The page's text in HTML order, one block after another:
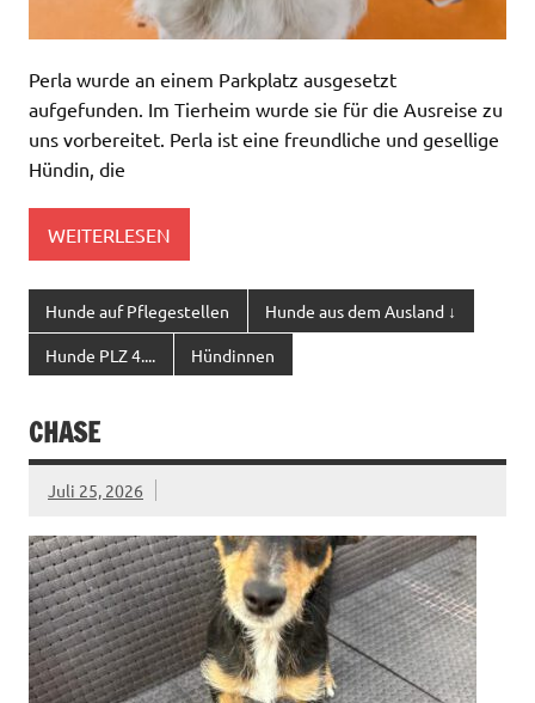
Perla wurde an einem Parkplatz ausgesetzt
aufgefunden. Im Tierheim wurde sie für die Ausreise zu
uns vorbereitet. Perla ist eine freundliche und gesellige
Hündin, die
WEITERLESEN
Hunde auf Pflegestellen Hunde aus dem Ausland ↓
Hunde PLZ 4.... Hündinnen
CHASE
Juli 25, 2026